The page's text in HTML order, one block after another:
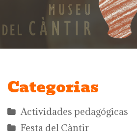
Categorias
Actividades pedagógicas
Festa del Càntir